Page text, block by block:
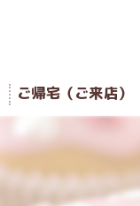
ご帰宅（ご来店）